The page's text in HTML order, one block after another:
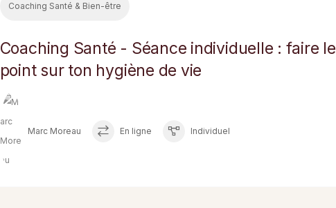
Coaching Santé & Bien-être
Coaching Santé - Séance individuelle : faire le
point sur ton hygiène de vie
Marc Moreau En ligne Individuel